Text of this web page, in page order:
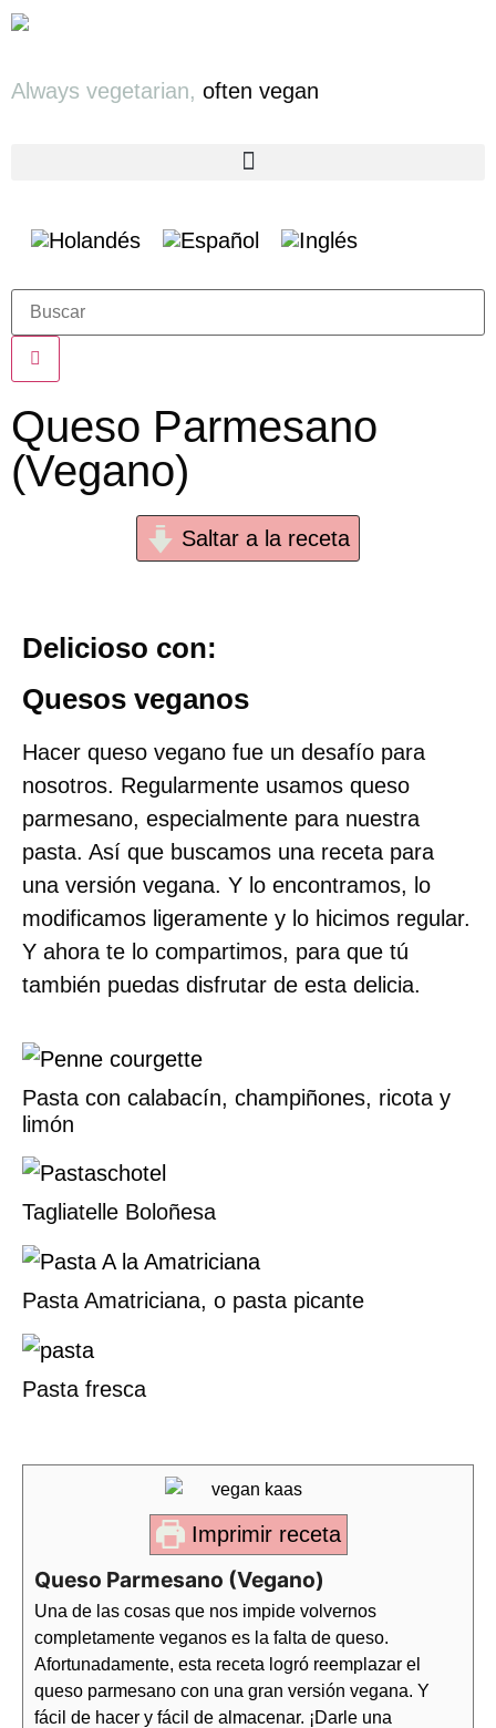
Always vegetarian, often vegan
Queso Parmesano
(Vegano)
Saltar a la receta
Delicioso con:
Quesos veganos
Hacer queso vegano fue un desafío para
nosotros. Regularmente usamos queso
parmesano, especialmente para nuestra
pasta. Así que buscamos una receta para
una versión vegana. Y lo encontramos, lo
modificamos ligeramente y lo hicimos regular.
Y ahora te lo compartimos, para que tú
también puedas disfrutar de esta delicia.
Pasta con calabacín, champiñones, ricota y
limón
Tagliatelle Boloñesa
Pasta Amatriciana, o pasta picante
Pasta fresca
Imprimir receta
Queso Parmesano (Vegano)
Una de las cosas que nos impide volvernos
completamente veganos es la falta de queso.
Afortunadamente, esta receta logró reemplazar el
queso parmesano con una gran versión vegana. Y
fácil de hacer y fácil de almacenar. ¡Darle una